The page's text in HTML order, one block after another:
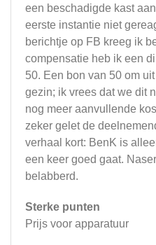
een beschadigde kast
eerste instantie niet
berichtje op FB kreeg ik
compensatie heb ik een
50. Een bon van 50 om
gezin; ik vrees dat we dit
nog meer aanvullende
zeker gelet de
verhaal kort: BenK is
een keer goed gaat.
belabberd.
Sterke punten
Prijs voor apparatuur